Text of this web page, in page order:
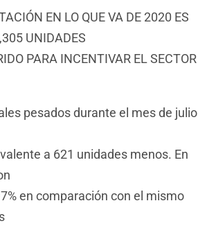
EN LO QUE VA DE 2020 ES
UNIDADES
PARA INCENTIVAR EL SECTOR
pesados durante el mes de julio
a 621 unidades menos. En
en comparación con el mismo